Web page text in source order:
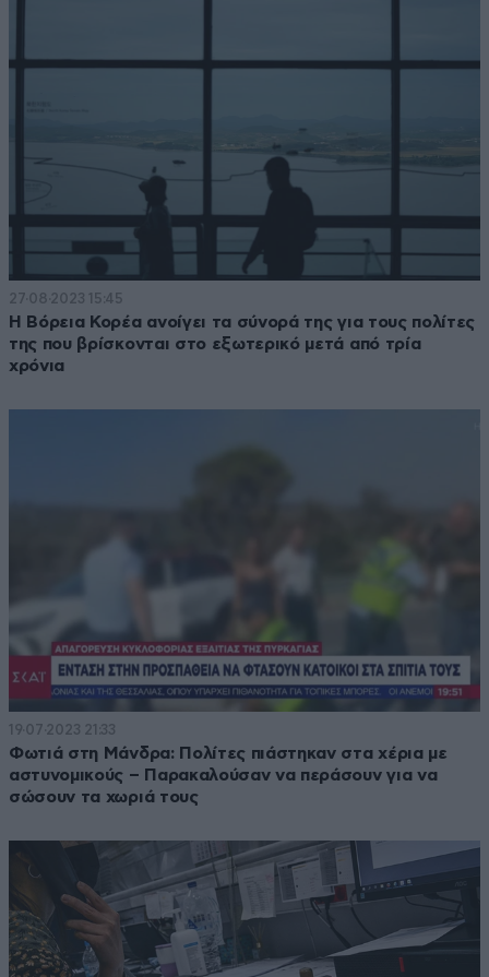
27·08·2023 15:45
Η Βόρεια Κορέα ανοίγει τα σύνορά της για τους πολίτες
της που βρίσκονται στο εξωτερικό μετά από τρία
χρόνια
19·07·2023 21:33
Φωτιά στη Μάνδρα: Πολίτες πιάστηκαν στα χέρια με
αστυνομικούς – Παρακαλούσαν να περάσουν για να
σώσουν τα χωριά τους